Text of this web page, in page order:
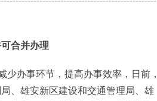
合并办理
办事环节，提高办事效率，日前，
、雄安新区建设和交通管理局、雄